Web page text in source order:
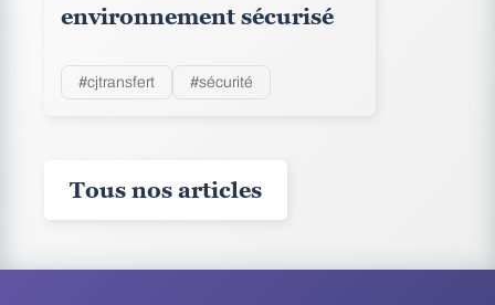
environnement sécurisé
#cjtransfert #sécurité
Tous nos articles